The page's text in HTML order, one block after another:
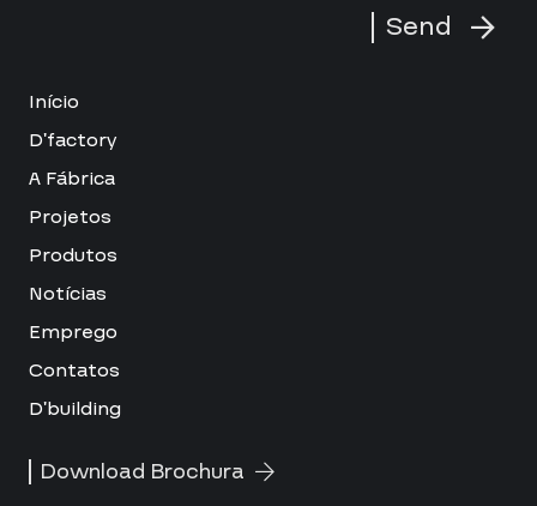
Send
Início
D’factory
A Fábrica
Projetos
Produtos
Notícias
Emprego
Contatos
D’building
Download Brochura